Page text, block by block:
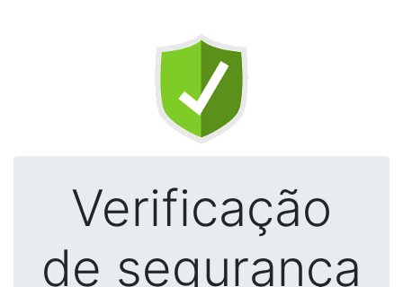
Verificação
de segurança